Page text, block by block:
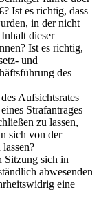
Ist es richtig, dass
in der nicht
dieser
Ist es richtig,
und
des
Aufsichtsrates
Strafantrages
zu lassen,
sich von der
Sitzung sich in
abwesenden
eine